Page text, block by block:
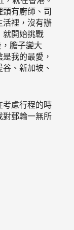
有廚師、司
活裡，沒有辦
就開始挑戰
膽子變大
我的最愛，
、新加坡、
考慮行程的時
對郵輪一無所